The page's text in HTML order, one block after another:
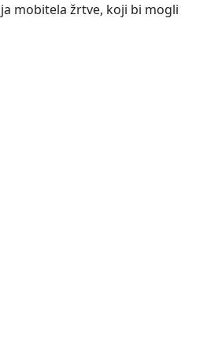
mobitela žrtve, koji bi mogli